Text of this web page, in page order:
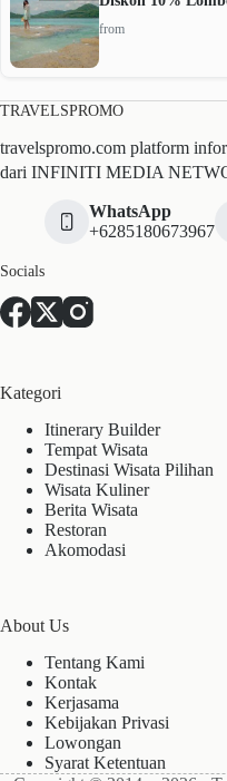
from
TRAVELSPROMO
travelspromo.com platform
dari INFINITI MEDIA
WhatsApp
+6285180673967
Socials
Kategori
Itinerary Builder
Tempat Wisata
Destinasi Wisata Pilihan
Wisata Kuliner
Berita Wisata
Restoran
Akomodasi
About Us
Tentang Kami
Kontak
Kerjasama
Kebijakan Privasi
Lowongan
Syarat Ketentuan